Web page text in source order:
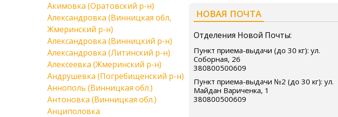
НОВАЯ ПОЧТА
Отделения Новой Почты:
Пункт приема-выдачи (до 30 кг): ул.
Соборная, 26
380800500609
Пункт приема-выдачи №2 (до 30 кг): ул.
Майдан Вариченка, 1
380800500609
Акимовка (Оратовский р-н)
Александровка (Винницкая обл,
Жмеринский р-н)
Александровка (Винницкий р-н)
Александровка (Литинский р-н)
Алексеевка (Жмеринский р-н)
Андрушевка (Погребищенский р-н)
Аннополь (Винницкая обл.)
Антоновка (Винницкая обл.)
Анциполовка